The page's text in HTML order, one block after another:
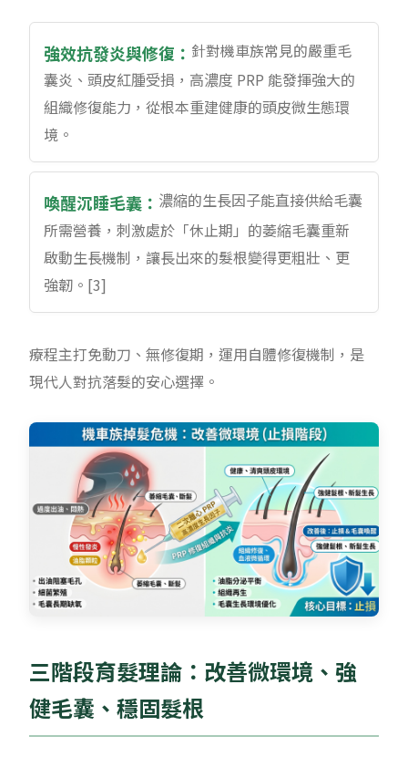
強效抗發炎與修復： 針對機車族常見的嚴重毛
囊炎、頭皮紅腫受損，高濃度 PRP 能發揮強大的
組織修復能力，從根本重建健康的頭皮微生態環
境。
喚醒沉睡毛囊： 濃縮的生長因子能直接供給毛囊
所需營養，刺激處於「休止期」的萎縮毛囊重新
啟動生長機制，讓長出來的髮根變得更粗壯、更
強韌。[3]
療程主打免動刀、無修復期，運用自體修復機制，是
現代人對抗落髮的安心選擇。
三階段育髮理論：改善微環境、強
健毛囊、穩固髮根